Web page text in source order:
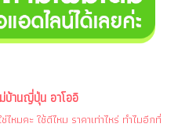
บ้านญี่ปุ่น อาโออิ
หมคะ ใช้ดีไหม ราคาเท่าไหร่ ทำไมอีกที่